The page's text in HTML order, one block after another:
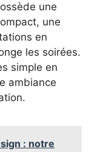
une
une
en
les soirées.
simple en
ambiance
: notre